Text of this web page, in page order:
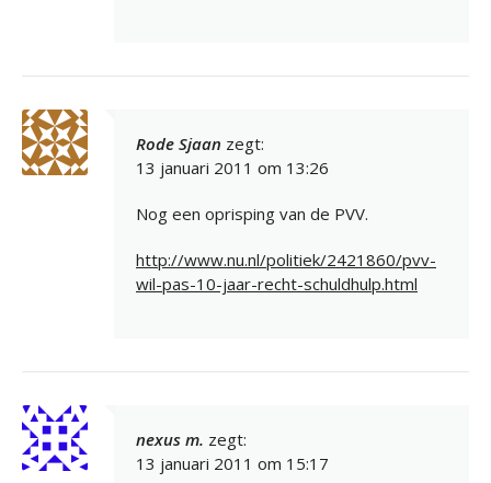
Rode Sjaan zegt:
13 januari 2011 om 13:26
Nog een oprisping van de PVV.
http://www.nu.nl/politiek/2421860/pvv-
wil-pas-10-jaar-recht-schuldhulp.html
nexus m. zegt:
13 januari 2011 om 15:17